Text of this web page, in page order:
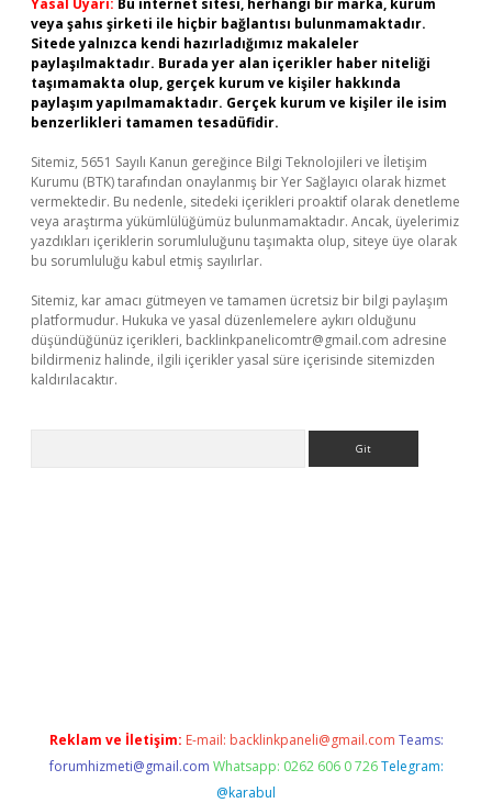
Yasal Uyarı: Bu internet sitesi, herhangi bir marka, kurum
veya şahıs şirketi ile hiçbir bağlantısı bulunmamaktadır.
Sitede yalnızca kendi hazırladığımız makaleler
paylaşılmaktadır. Burada yer alan içerikler haber niteliği
taşımamakta olup, gerçek kurum ve kişiler hakkında
paylaşım yapılmamaktadır. Gerçek kurum ve kişiler ile isim
benzerlikleri tamamen tesadüfidir.
Sitemiz, 5651 Sayılı Kanun gereğince Bilgi Teknolojileri ve İletişim
Kurumu (BTK) tarafından onaylanmış bir Yer Sağlayıcı olarak hizmet
vermektedir. Bu nedenle, sitedeki içerikleri proaktif olarak denetleme
veya araştırma yükümlülüğümüz bulunmamaktadır. Ancak, üyelerimiz
yazdıkları içeriklerin sorumluluğunu taşımakta olup, siteye üye olarak
bu sorumluluğu kabul etmiş sayılırlar.
Sitemiz, kar amacı gütmeyen ve tamamen ücretsiz bir bilgi paylaşım
platformudur. Hukuka ve yasal düzenlemelere aykırı olduğunu
düşündüğünüz içerikleri, backlinkpanelicomtr@gmail.com adresine
bildirmeniz halinde, ilgili içerikler yasal süre içerisinde sitemizden
kaldırılacaktır.
Reklam ve İletişim: E-mail: backlinkpaneli@gmail.com Teams:
forumhizmeti@gmail.com Whatsapp: 0262 606 0 726 Telegram:
@karabul